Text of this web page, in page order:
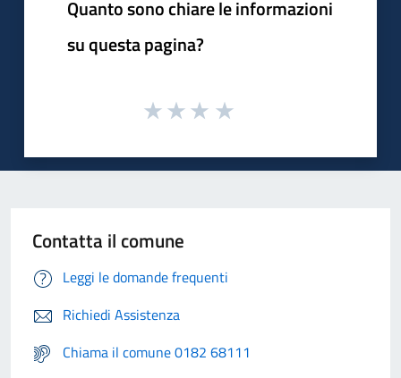
Quanto sono chiare le informazioni
su questa pagina?
Contatta il comune
Leggi le domande frequenti
Richiedi Assistenza
Chiama il comune 0182 68111